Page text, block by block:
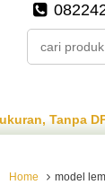
DP,
Home model